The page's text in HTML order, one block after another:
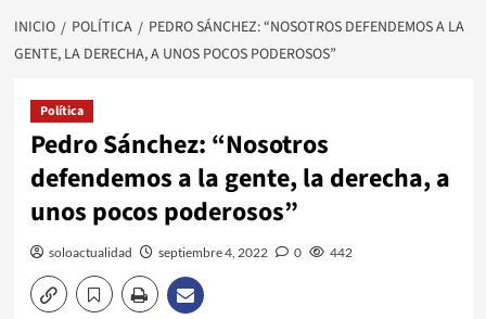
INICIO POLÍTICA
PEDRO SÁNCHEZ: “NOSOTROS DEFENDEMOS A LA
GENTE, LA DERECHA, A UNOS POCOS PODEROSOS”
Política
Pedro Sánchez: “Nosotros
defendemos a la gente, la derecha, a
unos pocos poderosos”
soloactualidad septiembre 4, 2022 0 442